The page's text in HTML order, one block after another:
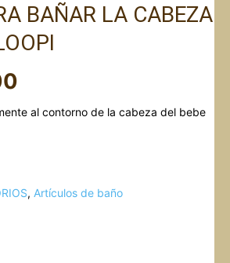
BAÑAR LA CABEZA
al contorno de la cabeza del bebe
, Artículos de baño